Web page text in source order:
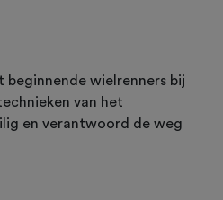
beginnende wielrenners bij
van het
en verantwoord de weg